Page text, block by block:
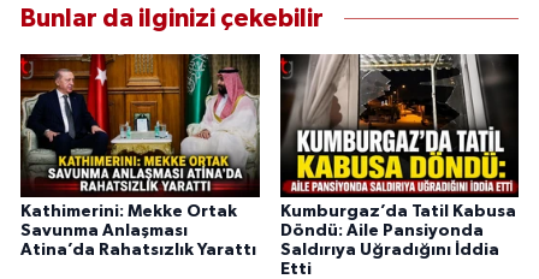
Bunlar da ilginizi çekebilir
Kathimerini: Mekke Ortak
Savunma Anlaşması
Atina’da Rahatsızlık Yarattı
Kumburgaz’da Tatil Kabusa
Döndü: Aile Pansiyonda
Saldırıya Uğradığını İddia
Etti